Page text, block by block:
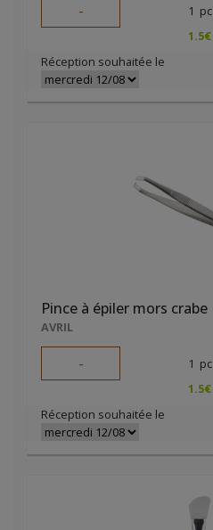
- 1 pc
1.5€
Réception souhaitée le
Pince à épiler mors crabe
AVRIL
- 1 pc
1.5€
Réception souhaitée le